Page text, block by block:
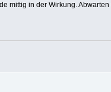
mittig in der Wirkung.